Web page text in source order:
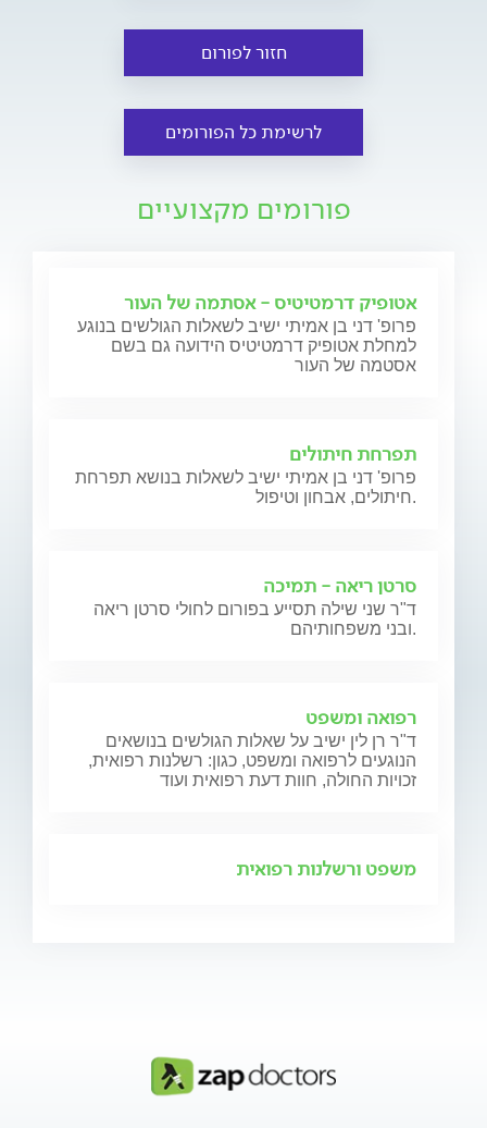
חזור לפורום
לרשימת כל הפורומים
פורומים מקצועיים
אטופיק דרמטיטיס - אסתמה של העור
פרופ' דני בן אמיתי ישיב לשאלות הגולשים בנוגע
למחלת אטופיק דרמטיטיס הידועה גם בשם
אסטמה של העור
תפרחת חיתולים
פרופ' דני בן אמיתי ישיב לשאלות בנושא תפרחת
חיתולים, אבחון וטיפול.
סרטן ריאה - תמיכה
ד"ר שני שילה תסייע בפורום לחולי סרטן ריאה
ובני משפחותיהם.
רפואה ומשפט
ד"ר רן לין ישיב על שאלות הגולשים בנושאים
הנוגעים לרפואה ומשפט, כגון: רשלנות רפואית,
זכויות החולה, חוות דעת רפואית ועוד
משפט ורשלנות רפואית